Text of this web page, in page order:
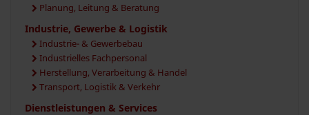
Planung, Leitung & Beratung
Industrie, Gewerbe & Logistik
Industrie- & Gewerbebau
Industrielles Fachpersonal
Herstellung, Verarbeitung & Handel
Transport, Logistik & Verkehr
Dienstleistungen & Services